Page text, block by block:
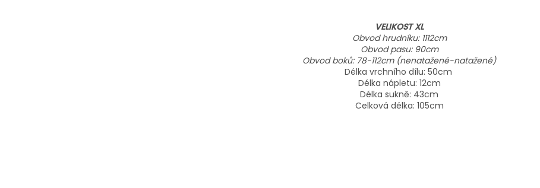
VELIKOST XL
Obvod hrudníku: 1112cm
Obvod pasu: 90cm
Obvod boků: 78-112cm (nenatažené-natažené)
Délka vrchního dílu: 50cm
Délka nápletu: 12cm
Délka sukně: 43cm
Celková délka: 105cm